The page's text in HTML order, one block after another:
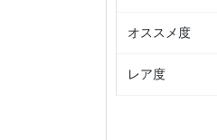
オススメ度
レア度